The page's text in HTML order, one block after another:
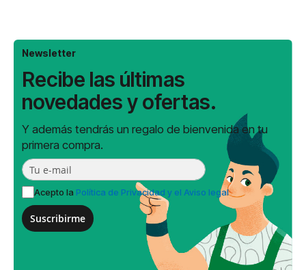
Newsletter
Recibe las últimas
novedades y ofertas.
Y además tendrás un regalo de bienvenida en tu
primera compra.
Acepto la Política de Privacidad y el Aviso legal
Suscribirme